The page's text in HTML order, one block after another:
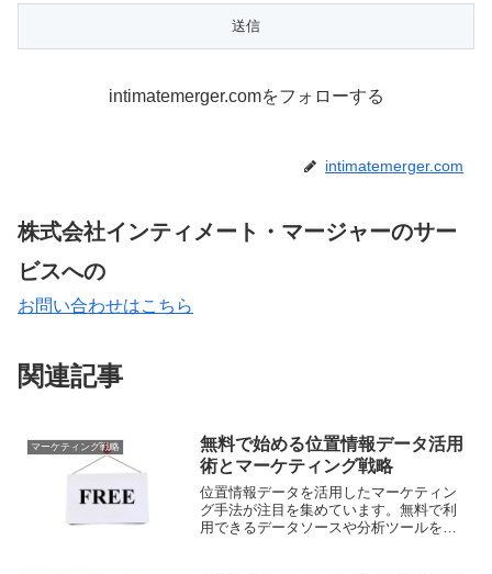
intimatemerger.comをフォローする
intimatemerger.com
株式会社インティメート・マージャーのサー
ビスへの
お問い合わせはこちら
関連記事
マーケティング戦略
無料で始める位置情報データ活用
術とマーケティング戦略
位置情報データを活用したマーケティン
グ手法が注目を集めています。無料で利
用できるデータソースや分析ツールを紹